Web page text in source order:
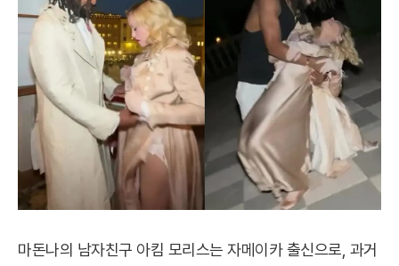
마돈나의 남자친구 아킴 모리스는 자메이카 출신으로, 과거